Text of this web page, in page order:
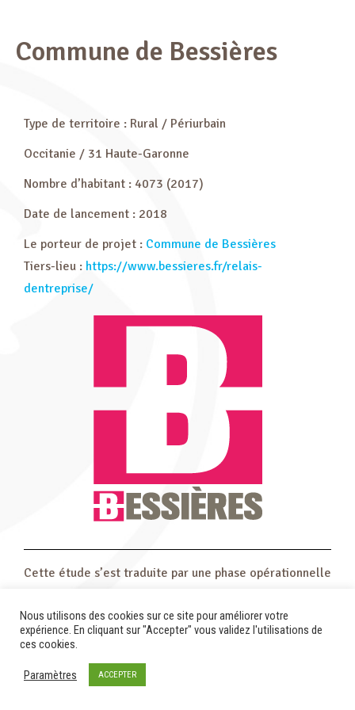
Commune de Bessières
Type de territoire : Rural / Périurbain
Occitanie / 31 Haute-Garonne
Nombre d’habitant : 4073 (2017)
Date de lancement : 2018
Le porteur de projet : Commune de Bessières
Tiers-lieu : https://www.bessieres.fr/relais-
dentreprise/
Cette étude s’est traduite par une phase opérationnelle
cœur du village.
Nous utilisons des cookies sur ce site pour améliorer votre
expérience. En cliquant sur "Accepter" vous validez l'utilisations de
ces cookies.
Paramètres ACCEPTER